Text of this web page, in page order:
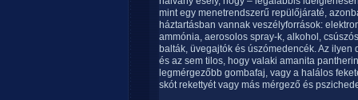
mint egy menetrendszerű repülőjáraté,
háztartásban vannak veszélyforrások:
ammónia, aerosolos spray-k, alkohol,
balták, üvegajtók és úszómedencék. Az
és az sem tilos, hogy valaki amanita
legmérgezőbb gombafaj, vagy a halálos
skót rekettyét vagy más mérgező és